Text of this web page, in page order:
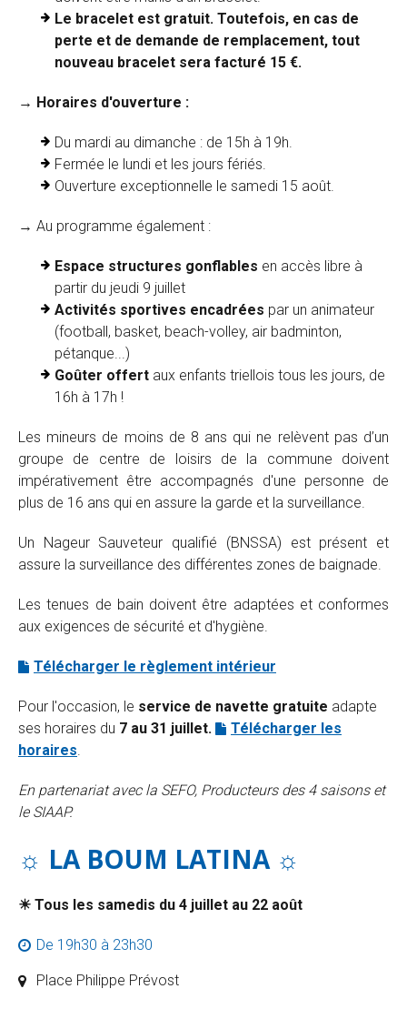
Le bracelet est gratuit. Toutefois, en cas de
perte et de demande de remplacement, tout
nouveau bracelet sera facturé 15 €.
→ Horaires d'ouverture :
Du mardi au dimanche : de 15h à 19h.
Fermée le lundi et les jours fériés.
Ouverture exceptionnelle le samedi 15 août.
→ Au programme également :
Espace structures gonflables en accès libre à
partir du jeudi 9 juillet
Activités sportives encadrées par un animateur
(football, basket, beach-volley, air badminton,
pétanque...)
Goûter offert aux enfants triellois tous les jours, de
16h à 17h !
Les mineurs de moins de 8 ans qui ne relèvent pas d’un
groupe de centre de loisirs de la commune doivent
impérativement être accompagnés d'une personne de
plus de 16 ans qui en assure la garde et la surveillance.
Un Nageur Sauveteur qualifié (BNSSA) est présent et
assure la surveillance des différentes zones de baignade.
Les tenues de bain doivent être adaptées et conformes
aux exigences de sécurité et d'hygiène.
Télécharger le règlement intérieur
Pour l'occasion, le service de navette gratuite adapte
ses horaires du 7 au 31 juillet.
Télécharger les
horaires.
En partenariat avec la SEFO, Producteurs des 4 saisons et
le SIAAP.
☼ LA BOUM LATINA ☼
☀ Tous les samedis du 4 juillet au 22 août
De 19h30 à 23h30
Place Philippe Prévost